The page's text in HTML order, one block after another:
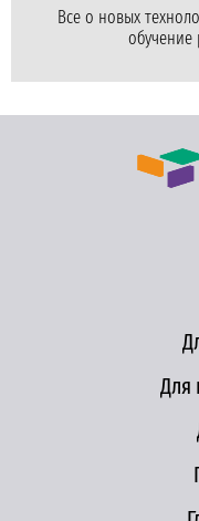
Все о новых
обучение
Для